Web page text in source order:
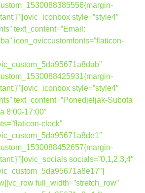
style=”style4″
text_content=”Email:
icon_oviccustomfonts=”flaticon-
style=”style4″
text_content=”Ponedjeljak-Subota
8:00-17:00″
clock”
socials=”0,1,2,3,4″
full_width=”stretch_row”